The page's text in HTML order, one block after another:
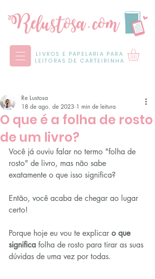
LIVROS E PAPELARIA PARA
LEITORAS DE CARTEIRINHA
O que é a folha de rosto
de um livro?
Re Lustosa
18 de ago. de 2023 1 min de leitura
Você já ouviu falar no termo "folha de
rosto" de livro, mas não sabe
exatamente o que isso significa?
Então, você acaba de chegar ao lugar
certo!
Porque hoje eu vou te explicar o que
significa folha de rosto para tirar as suas
dúvidas de uma vez por todas.